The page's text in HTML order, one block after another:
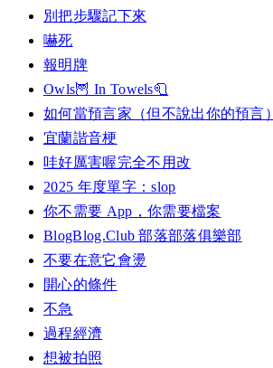
別把步驟記下來
嚇死
報明牌
Owls🦉 In Towels🧻
如何當預言家（但不說出你的預言）
宜蘭諧音梗
哇好厲害喔完全不用改
2025 年度單字：slop
你不需要 App，你需要檔案
BlogBlog.Club 部落部落俱樂部
不要在意它會燙
開心的條件
不急
過程經濟
想被拍照